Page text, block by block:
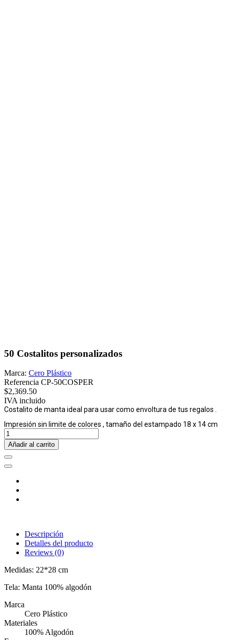
50 Costalitos personalizados
Marca: Cero Plástico
Referencia CP-50COSPER
$2,369.50
IVA incluido
Costalito de manta ideal para usar como envoltura de tus regalos .
Impresión sin limite de colores , tamaño del estampado 18 x 14 cm
Añadir al carrito
Descripción
Detalles del producto
Reviews (0)
Medidas: 22*28 cm
Tela: Manta 100% algodón
Marca
Cero Plástico
Materiales
100% Algodón